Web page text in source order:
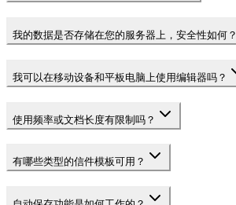
我的数据是否存储在您的服务器上，安全性如何？
我可以在移动设备和平板电脑上使用编辑器吗？
使用频率或文档长度有限制吗？
有哪些类型的信件模板可用？